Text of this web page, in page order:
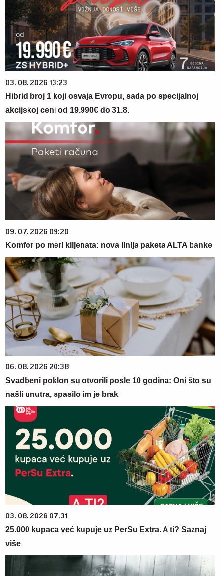
03. 08. 2026 13:23
Hibrid broj 1 koji osvaja Evropu, sada po specijalnoj
akcijskoj ceni od 19.990€ do 31.8.
09. 07. 2026 09:20
Komfor po meri klijenata: nova linija paketa ALTA banke
06. 08. 2026 20:38
Svadbeni poklon su otvorili posle 10 godina: Oni što su
našli unutra, spasilo im je brak
03. 08. 2026 07:31
25.000 kupaca već kupuje uz PerSu Extra. A ti? Saznaj
više